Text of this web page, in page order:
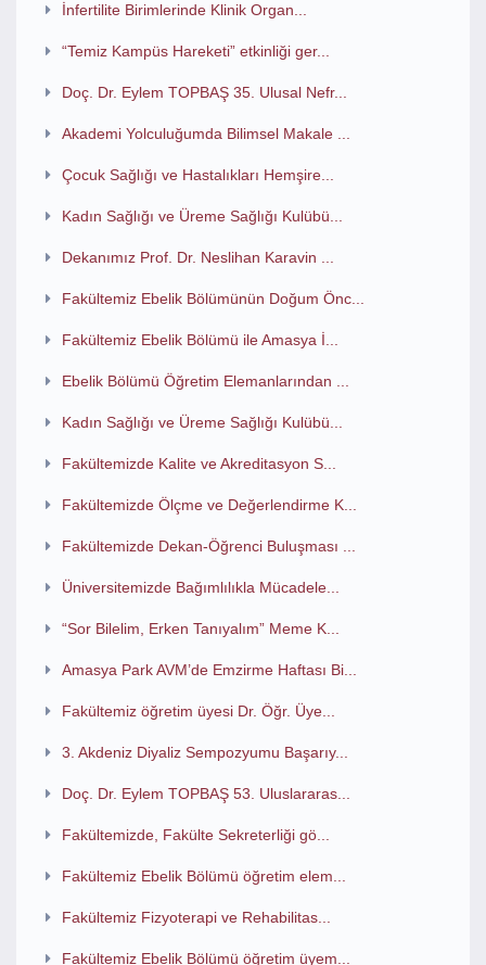
İnfertilite Birimlerinde Klinik Organ...
“Temiz Kampüs Hareketi” etkinliği ger...
Doç. Dr. Eylem TOPBAŞ 35. Ulusal Nefr...
Akademi Yolculuğumda Bilimsel Makale ...
Çocuk Sağlığı ve Hastalıkları Hemşire...
Kadın Sağlığı ve Üreme Sağlığı Kulübü...
Dekanımız Prof. Dr. Neslihan Karavin ...
Fakültemiz Ebelik Bölümünün Doğum Önc...
Fakültemiz Ebelik Bölümü ile Amasya İ...
Ebelik Bölümü Öğretim Elemanlarından ...
Kadın Sağlığı ve Üreme Sağlığı Kulübü...
Fakültemizde Kalite ve Akreditasyon S...
Fakültemizde Ölçme ve Değerlendirme K...
Fakültemizde Dekan-Öğrenci Buluşması ...
Üniversitemizde Bağımlılıkla Mücadele...
“Sor Bilelim, Erken Tanıyalım” Meme K...
Amasya Park AVM’de Emzirme Haftası Bi...
Fakültemiz öğretim üyesi Dr. Öğr. Üye...
3. Akdeniz Diyaliz Sempozyumu Başarıy...
Doç. Dr. Eylem TOPBAŞ 53. Uluslararas...
Fakültemizde, Fakülte Sekreterliği gö...
Fakültemiz Ebelik Bölümü öğretim elem...
Fakültemiz Fizyoterapi ve Rehabilitas...
Fakültemiz Ebelik Bölümü öğretim üyem...